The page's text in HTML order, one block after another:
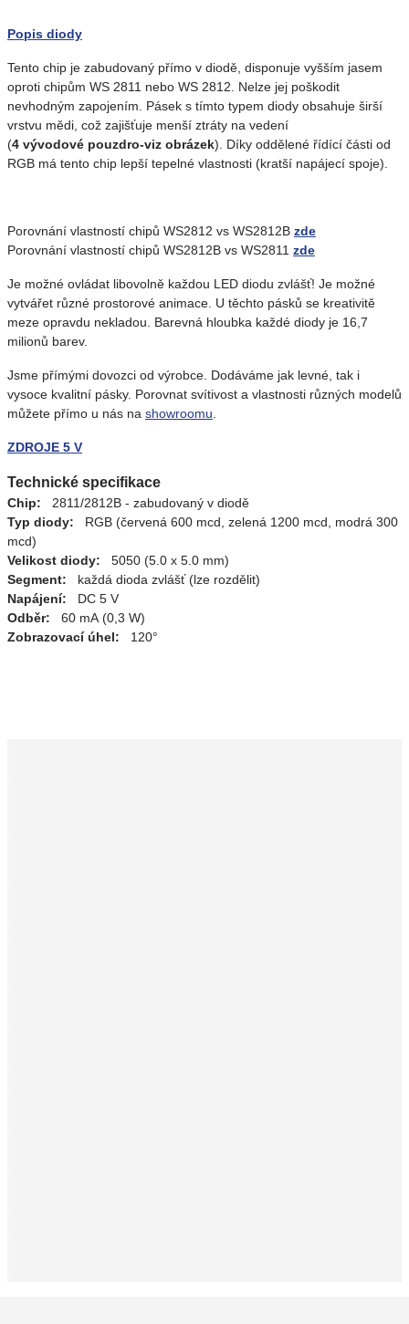
Popis diody
Tento chip je zabudovaný přímo v diodě, disponuje vyšším jasem
oproti chipům WS 2811 nebo WS 2812. Nelze jej poškodit
nevhodným zapojením. Pásek s tímto typem diody obsahuje širší
vrstvu mědi, což zajišťuje menší ztráty na vedení
(4 vývodové pouzdro-viz obrázek). Díky oddělené řídící části od
RGB má tento chip lepší tepelné vlastnosti (kratší napájecí spoje).
Porovnání vlastností chipů WS2812 vs WS2812B zde
Porovnání vlastností chipů WS2812B vs WS2811 zde
Je možné ovládat libovolně každou LED diodu zvlášť! Je možné
vytvářet různé prostorové animace. U těchto pásků se kreativitě
meze opravdu nekladou. Barevná hloubka každé diody je 16,7
milionů barev.
Jsme přímými dovozci od výrobce. Dodáváme jak levné, tak i
vysoce kvalitní pásky. Porovnat svítivost a vlastnosti různých modelů
můžete přímo u nás na showroomu
ZDROJE 5 V
Technické specifikace
Chip: 2811/2812B - zabudovaný v diodě
Typ diody: RGB (červená 600 mcd, zelená 1200 mcd, modrá 300
mcd)
Velikost diody: 5050 (5.0 x 5.0 mm)
Segment: každá dioda zvlášť (lze rozdělit)
Napájení: DC 5 V
Odběr: 60 mA (0,3 W)
Zobrazovací úhel: 120°